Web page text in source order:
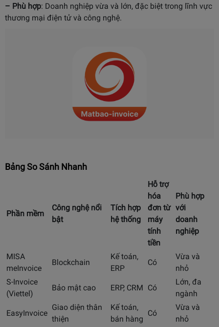
– Phù hợp: Doanh nghiệp vừa và lớn, đặc biệt trong lĩnh vực
thương mại điện tử và công nghệ.
Bảng So Sánh Nhanh
Phần mềm
Công nghệ nổi
bật
Tích hợp
hệ thống
Hỗ trợ
hóa
đơn từ
máy
tính
tiền
Phù hợp
với
doanh
nghiệp
MISA
meInvoice
Blockchain
Kế toán,
ERP
Có
Vừa và
nhỏ
S-Invoice
(Viettel)
Bảo mật cao ERP, CRM Có
Lớn, đa
ngành
EasyInvoice
Giao diện thân
thiện
Kế toán,
bán hàng
Có
Vừa và
nhỏ